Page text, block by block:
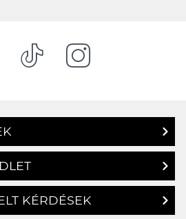
KÉRDÉSEK